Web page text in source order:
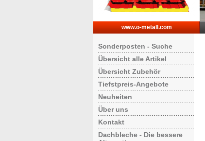
www.o-metall.com
Sonderposten - Suche
Übersicht alle Artikel
Übersicht Zubehör
Tiefstpreis-Angebote
Neuheiten
Über uns
Kontakt
Dachbleche - Die bessere